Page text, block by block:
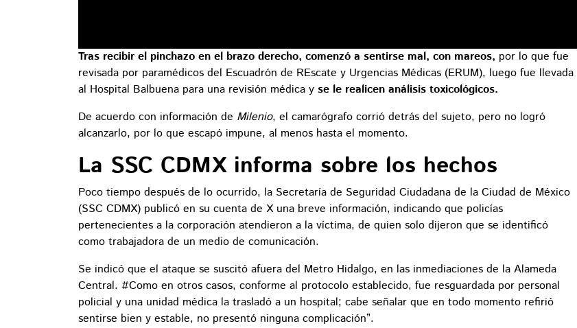
Tras recibir el pinchazo en el brazo derecho, comenzó a sentirse mal, con mareos, por lo que fue
revisada por paramédicos del Escuadrón de REscate y Urgencias Médicas (ERUM), luego fue llevada
al Hospital Balbuena para una revisión médica y se le realicen análisis toxicológicos.
De acuerdo con información de Milenio, el camarógrafo corrió detrás del sujeto, pero no logró
alcanzarlo, por lo que escapó impune, al menos hasta el momento.
La SSC CDMX informa sobre los hechos
Poco tiempo después de lo ocurrido, la Secretaría de Seguridad Ciudadana de la Ciudad de México
(SSC CDMX) publicó en su cuenta de X una breve información, indicando que policías
pertenecientes a la corporación atendieron a la víctima, de quien solo dijeron que se identificó
como trabajadora de un medio de comunicación.
Se indicó que el ataque se suscitó afuera del Metro Hidalgo, en las inmediaciones de la Alameda
Central. #Como en otros casos, conforme al protocolo establecido, fue resguardada por personal
policial y una unidad médica la trasladó a un hospital; cabe señalar que en todo momento refirió
sentirse bien y estable, no presentó ninguna complicación”.